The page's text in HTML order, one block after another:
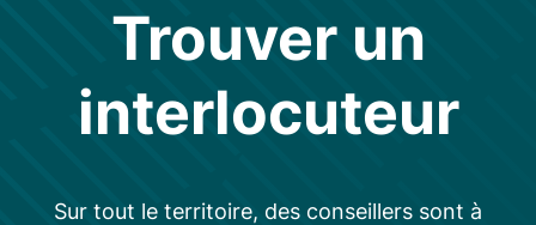
Trouver un
interlocuteur
Sur tout le territoire, des conseillers sont à